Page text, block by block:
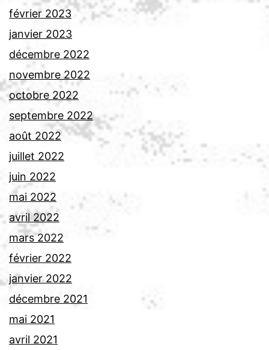
février 2023
janvier 2023
décembre 2022
novembre 2022
octobre 2022
septembre 2022
août 2022
juillet 2022
juin 2022
mai 2022
avril 2022
mars 2022
février 2022
janvier 2022
décembre 2021
mai 2021
avril 2021